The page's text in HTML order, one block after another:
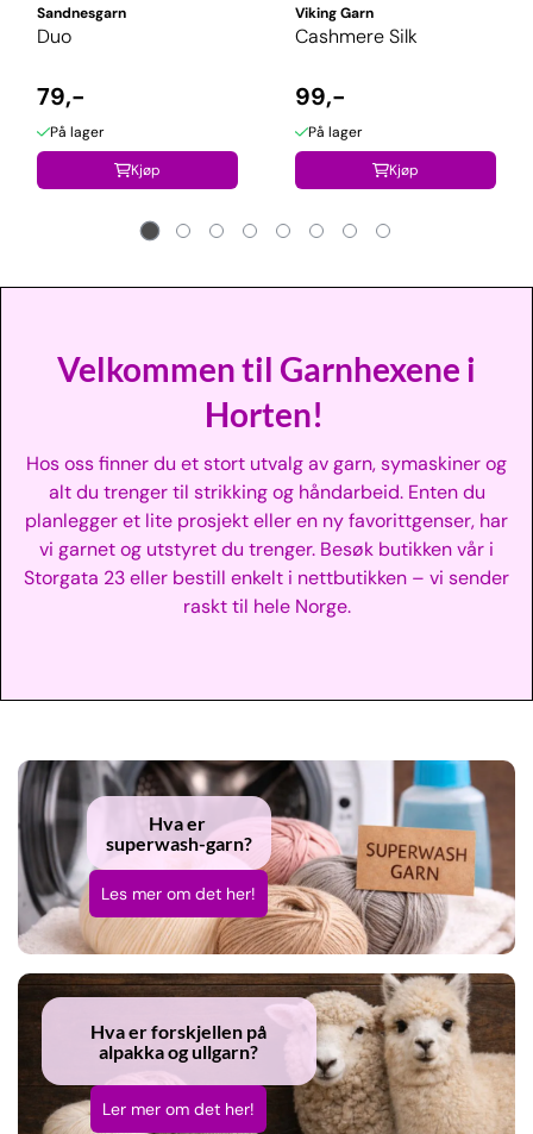
Sandnesgarn
Duo
79,-
På lager
Kjøp
Viking Garn
Cashmere Silk
99,-
På lager
Kjøp
Velkommen til Garnhexene i
Horten!
Hos oss finner du et stort utvalg av garn, symaskiner og
alt du trenger til strikking og håndarbeid. Enten du
planlegger et lite prosjekt eller en ny favorittgenser, har
vi garnet og utstyret du trenger. Besøk butikken vår i
Storgata 23 eller bestill enkelt i nettbutikken – vi sender
raskt til hele Norge.
Hva er
superwash-garn?
Les mer om det her!
Hva er forskjellen på
alpakka og ullgarn?
Ler mer om det her!